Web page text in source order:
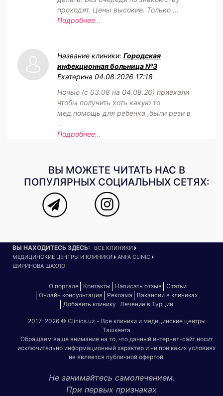
проходят. Цены высокие. Только ...
Подробнее...
Название клиники: Городская
инфекционная больница №3
Екатерина 04.08.2026 17:18
Ночью (с 03.08 на 04.08.26) приехали
чтобы получить хоть какую то
мед.помощь для ребенка ,были рези в
...
Подробнее...
ВЫ МОЖЕТЕ ЧИТАТЬ НАС В
ПОПУЛЯРНЫХ СОЦИАЛЬНЫХ СЕТЯХ:
ВЫ НАХОДИТЕСЬ ЗДЕСЬ:
ВСЕ КЛИНИКИ
МЕДИЦИНСКИЕ ЦЕНТРЫ И КЛИНИКИ
ANFA CLINIC
ШИРИНОВА ШАХЛО
О портале Контакты Написать отзыв
Статьи
Онлайн консультация
Реклама
Вакансии в клиниках
Добавить клинику
Лечение в Турции
2017-2026 © Clinics.uz - Все клиники и медицинские центры
Ташкента
Обращаем ваше внимание на то, что данный интернет-сайт носит
исключительно информационный характер и ни при каких условиях
не является публичной офертой.
Не занимайтесь самолечением.
При первых признаках